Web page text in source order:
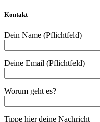
Kontakt
Dein Name (Pflichtfeld)
Deine Email (Pflichtfeld)
Worum geht es?
Tippe hier deine Nachricht